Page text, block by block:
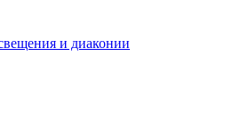
и диаконии